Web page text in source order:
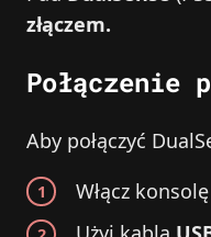
złączem.
Połączenie
Aby połączyć
Włącz konsolę